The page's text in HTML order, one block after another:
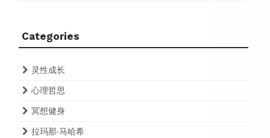
Categories
灵性成长
心理哲思
冥想健身
拉玛那·马哈希